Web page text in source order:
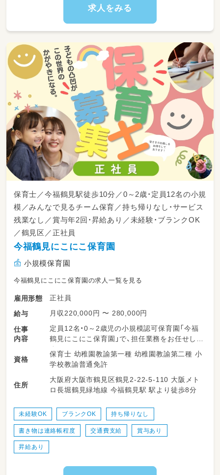
・人の役に立ちたい、何より子どもが大好きな
求人をみる
保育士／今福鶴見駅徒歩10分／0～2歳・定員12名の小規
模／みんなで見るチーム保育／持ち帰りなし・サービス
残業なし／賞与年2回・昇給あり／未経験・ブランクOK
／鶴見区／正社員
今福鶴見にこにこ保育園
小規模保育園
今福鶴見にこにこ保育園の求人一覧を見る
雇用形態
正社員
給与
月収220,000円 〜 280,000円
仕事
内容
定員12名・0～2歳児の小規模認可保育園「今福
鶴見にこにこ保育園」で、担任業務をお任せしま
す。
◎0～2歳児の担任業務（日々の保育計画・記録）
◎保護者対応、連絡帳など（記録はICT化でPC
入力、負担少なめ）
＜1日の流れ（例）＞
・7:30～ 順次登園・自由遊び
資格
保育士 幼稚園教諭第一種 幼稚園教諭第二種 小
学校教諭普通免許
住所
大阪府大阪市鶴見区鶴見2-22-5-110 大阪メト
ロ長堀鶴見緑地線 今福鶴見駅 駅より徒歩8分
未経験OK ブランクOK 持ち帰りなし
書き物は連絡帳程度 交通費支給 賞与あり
昇給あり